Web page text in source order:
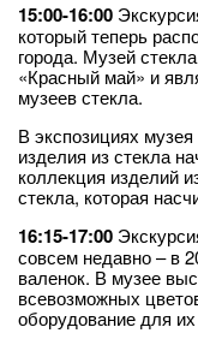
15:00-16:00
который теперь
города. Музей
«Красный май» и
музеев стекла.
В экспозициях
изделия из стекла
коллекция изделий
стекла, которая
16:15-17:00
совсем недавно – в
валенок. В музее
всевозможных
оборудование для